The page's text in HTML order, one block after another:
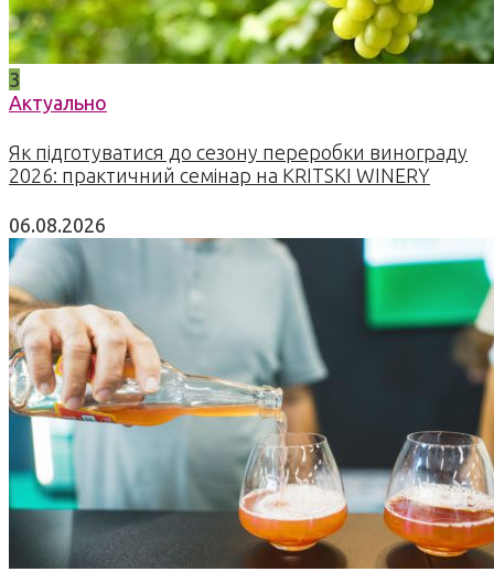
3
Актуально
Як підготуватися до сезону переробки винограду
2026: практичний семінар на KRITSKI WINERY
06.08.2026